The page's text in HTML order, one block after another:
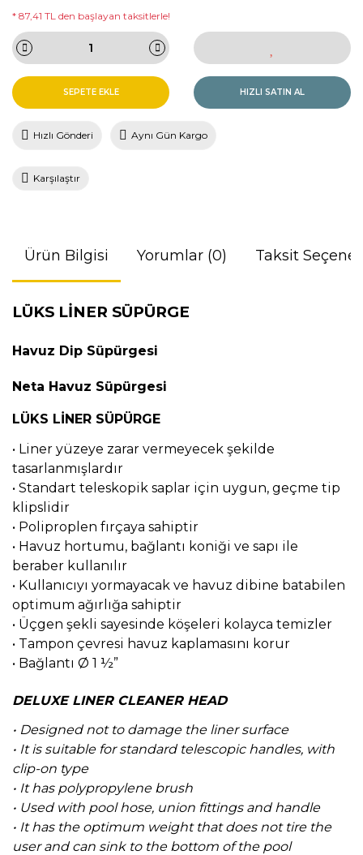
* 87,41 TL den başlayan taksitlerle!
SEPETE EKLE HIZLI SATIN AL
Hızlı Gönderi Aynı Gün Kargo
Karşılaştır
Ürün Bilgisi Yorumlar (0) Taksit
LÜKS LİNER SÜPÜRGE
Havuz Dip Süpürgesi
Neta Havuz Süpürgesi
LÜKS LİNER SÜPÜRGE
• Liner yüzeye zarar vermeyecek şekilde
tasarlanmışlardır
• Standart teleskopik saplar için uygun, geçme tip
klipslidir
• Poliproplen fırçaya sahiptir
• Havuz hortumu, bağlantı koniği ve sapı ile
beraber kullanılır
• Kullanıcıyı yormayacak ve havuz dibine batabilen
optimum ağırlığa sahiptir
• Üçgen şekli sayesinde köşeleri kolayca temizler
• Tampon çevresi havuz kaplamasını korur
• Bağlantı Ø 1 ½”
DELUXE LINER CLEANER HEAD
• Designed not to damage the liner surface
• It is suitable for standard telescopic handles, with
clip-on type
• It has polypropylene brush
• Used with pool hose, union fittings and handle
• It has the optimum weight that does not tire the
user and can sink to the bottom of the pool